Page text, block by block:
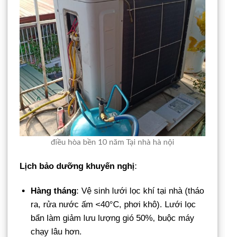
điều hòa bền 10 năm Tại nhà hà nội
Lịch bảo dưỡng khuyến nghị:
Hàng tháng: Vệ sinh lưới lọc khí tại nhà (tháo
ra, rửa nước ấm <40°C, phơi khô). Lưới lọc
bẩn làm giảm lưu lượng gió 50%, buộc máy
chạy lâu hơn.